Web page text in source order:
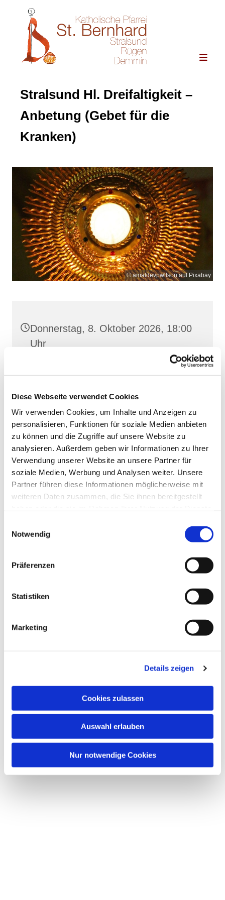
Diese Webseite verwendet Cookies
Wir verwenden Cookies, um Inhalte und Anzeigen zu
personalisieren, Funktionen für soziale Medien anbieten
zu können und die Zugriffe auf unsere Website zu
analysieren. Außerdem geben wir Informationen zu Ihrer
Verwendung unserer Website an unsere Partner für
soziale Medien, Werbung und Analysen weiter. Unsere
Partner führen diese Informationen möglicherweise mit
weiteren Daten zusammen, die Sie ihnen bereitgestellt
Notwendig
Präferenzen
Statistiken
Marketing
Details zeigen
Cookies zulassen
Auswahl erlauben
Nur notwendige Cookies
Stralsund Hl. Dreifaltigkeit –
Anbetung (Gebet für die
Kranken)
© amaldevpwilson auf Pixabay
Donnerstag, 8. Oktober 2026, 18:00
Uhr
interessieren